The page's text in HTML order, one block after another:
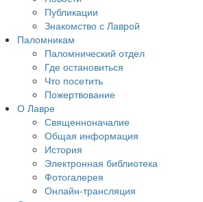
Публикации
Знакомство с Лаврой
Паломникам
Паломнический отдел
Где остановиться
Что посетить
Пожертвование
О Лавре
Священноначалие
Общая информация
История
Электронная библиотека
Фотогалерея
Онлайн-трансляция